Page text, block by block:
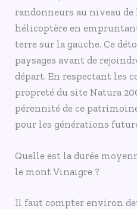
randonneurs au niveau
hélicoptère en
terre sur la gauche. Ce
paysages avant de
départ. En respectant les
propreté du site Natura
pérennité de ce
pour les générations
Quelle est la durée
le mont Vinaigre ?
Il faut compter environ